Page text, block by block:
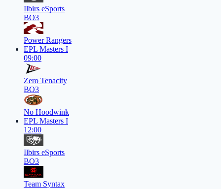
Ilbirs eSports
BO3
Power Rangers
EPL Masters I
09:00
Zero Tenacity
BO3
No Hoodwink
EPL Masters I
12:00
Ilbirs eSports
BO3
Team Syntax